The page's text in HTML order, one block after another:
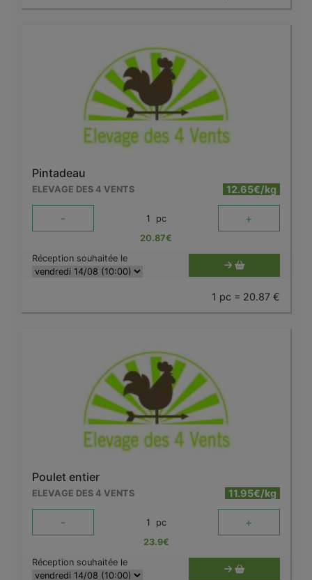
Pintadeau
ELEVAGE DES 4 VENTS 12.65€/kg
- 1 pc +
20.87€
Réception souhaitée le
1 pc = 20.87 €
Poulet entier
ELEVAGE DES 4 VENTS 11.95€/kg
- 1 pc +
23.9€
Réception souhaitée le